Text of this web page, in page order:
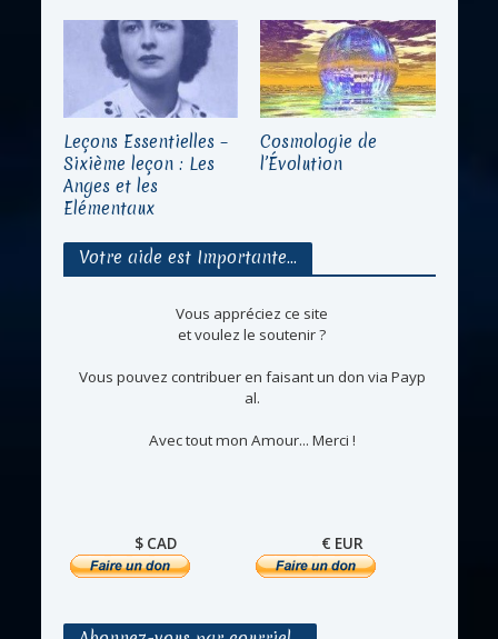
Leçons Essentielles –
Sixième leçon : Les
Anges et les
Elémentaux
Cosmologie de
l’Évolution
Votre aide est Importante…
Vous appréciez ce site
et voulez le soutenir ?
Vous pouvez contribuer en faisant un don via Payp
al.
Avec tout mon Amour... Merci !
$ CAD € EUR